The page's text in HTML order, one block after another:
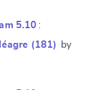
5.10 :
(181)
by